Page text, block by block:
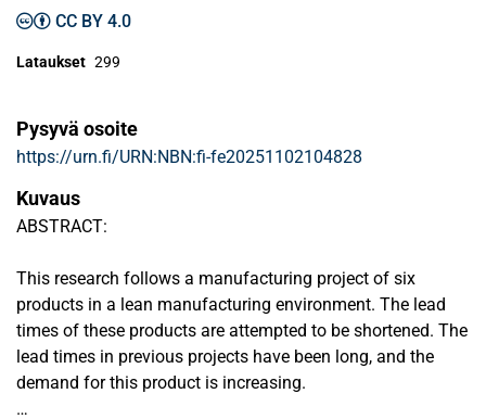
CC BY 4.0
Lataukset 299
Pysyvä osoite
https://urn.fi/URN:NBN:fi-fe20251102104828
Kuvaus
ABSTRACT:
This research follows a manufacturing project of six
products in a lean manufacturing environment. The lead
times of these products are attempted to be shortened. The
lead times in previous projects have been long, and the
demand for this product is increasing.